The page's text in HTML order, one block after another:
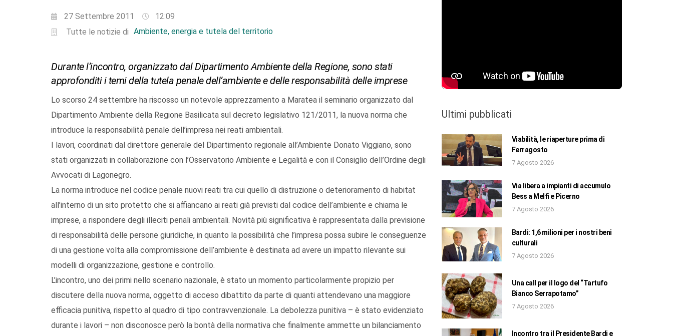
27 Settembre 2011
12:09
Tutte le notizie di Ambiente, energia e tutela del territorio
Durante l’incontro, organizzato dal Dipartimento Ambiente della Regione, sono stati
approfonditi i temi della tutela penale dell’ambiente e delle responsabilità delle imprese
Lo scorso 24 settembre ha riscosso un notevole apprezzamento a Maratea il seminario organizzato dal
Dipartimento Ambiente della Regione Basilicata sul decreto legislativo 121/2011, la nuova norma che
introduce la responsabilità penale dell’impresa nei reati ambientali.
I lavori, coordinati dal direttore generale del Dipartimento regionale all’Ambiente Donato Viggiano, sono
stati organizzati in collaborazione con l’Osservatorio Ambiente e Legalità e con il Consiglio dell’Ordine degli
Avvocati di Lagonegro.
La norma introduce nel codice penale nuovi reati tra cui quello di distruzione o deterioramento di habitat
all’interno di un sito protetto che si affiancano ai reati già previsti dal codice dell’ambiente e chiama le
imprese, a rispondere degli illeciti penali ambientali. Novità più significativa è rappresentata dalla previsione
di responsabilità delle persone giuridiche, in quanto la possibilità che l’impresa possa subire le conseguenze
di una gestione volta alla compromissione dell’ambiente è destinata ad avere un impatto rilevante sui
modelli di organizzazione, gestione e controllo.
L’incontro, uno dei primi nello scenario nazionale, è stato un momento particolarmente propizio per
discutere della nuova norma, oggetto di acceso dibattito da parte di quanti attendevano una maggiore
efficacia punitiva, rispetto al quadro di tipo contravvenzionale. La debolezza punitiva – è stato evidenziato
durante i lavori – non disconosce però la bontà della normativa che finalmente ammette un bilanciamento
Ultimi pubblicati
Viabilità, le riaperture prima di
Ferragosto
7 Agosto 2026
Via libera a impianti di accumulo
Bess a Melfi e Picerno
7 Agosto 2026
Bardi: 1,6 milioni per i nostri beni
culturali
7 Agosto 2026
Una call per il logo del “Tartufo
Bianco Serrapotamo”
7 Agosto 2026
Incontro tra il Presidente Bardi e